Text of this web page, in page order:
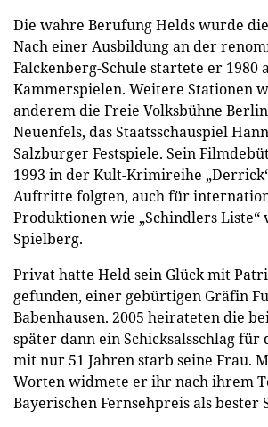
Die wahre Berufung Helds wurde
Nach einer Ausbildung an der
Falckenberg-Schule startete er 1980
Kammerspielen. Weitere Stationen
anderem die Freie Volksbühne
Neuenfels, das Staatsschauspiel
Salzburger Festspiele. Sein
1993 in der Kult-Krimireihe
Auftritte folgten, auch für
Produktionen wie „Schindlers Liste“
Spielberg.
Privat hatte Held sein Glück mit
gefunden, einer gebürtigen Gräfin
Babenhausen. 2005 heirateten die
später dann ein Schicksalsschlag für
mit nur 51 Jahren starb seine Frau.
Worten widmete er ihr nach ihrem
Bayerischen Fernsehpreis als bester